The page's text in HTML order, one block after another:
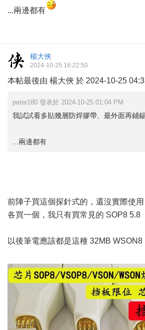
...兩邊都有
楊大俠
2024-10-25 16:22:50
本帖最後由 楊大俠 於 2024-10-25
peter180 發表於 2024-10-25 01:04 PM
我試試看多貼幾層防焊膠帶、最外面再鋪
...兩邊都有
前陣子買這個探針式的，還沒實際使
各買一個，我只有買常見的 SOP8 5.8
以後筆電應該都是這種 32MB WSON8